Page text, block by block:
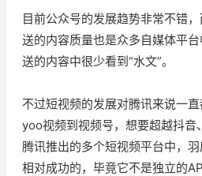
目前公众号的发展趋势非常不错
送的内容质量也是众多自媒体平
送的内容中很少看到“水文”。
不过短视频的发展对腾讯来说一直
yoo视频到视频号，想要超越抖音
腾讯推出的多个短视频平台中，
相对成功的，毕竟它不是独立的